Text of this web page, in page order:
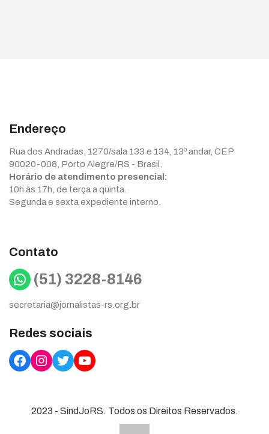
Endereço
Rua dos Andradas, 1270/sala 133 e 134, 13º andar, CEP
90020-008, Porto Alegre/RS - Brasil.
Horário de atendimento presencial:
10h às 17h, de terça a quinta.
Segunda e sexta expediente interno.
Contato
WhatsApp
(51) 3228-8146
secretaria@jornalistas-rs.org.br
Redes sociais
Facebook
Instagram
TwitterYouTube
2023 - SindJoRS. Todos os Direitos Reservados.